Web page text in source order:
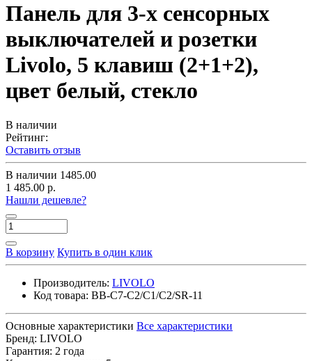
Панель для 3-х сенсорных
выключателей и розетки
Livolo, 5 клавиш (2+1+2),
цвет белый, стекло
В наличии
Рейтинг:
Оставить отзыв
В наличии 1485.00
1 485.00 р.
Нашли дешевле?
В корзину Купить в один клик
Производитель: LIVOLO
Код товара: BB-C7-C2/C1/C2/SR-11
Основные характеристики Все характеристики
Бренд: LIVOLO
Гарантия: 2 года